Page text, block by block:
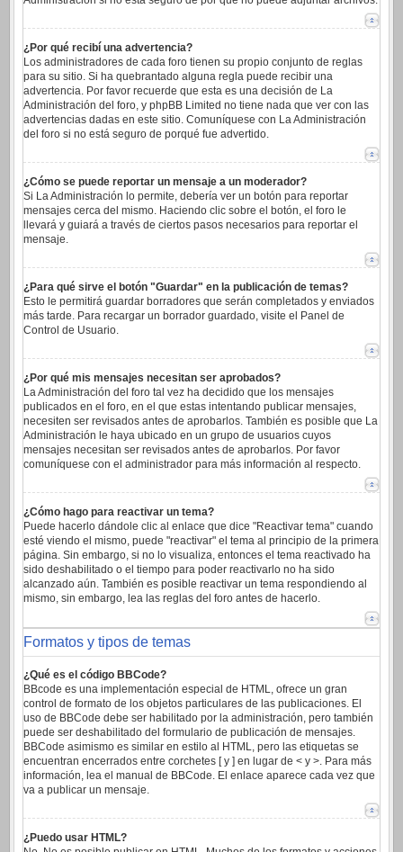
¿Por qué recibí una advertencia?
Los administradores de cada foro tienen su propio conjunto de reglas
para su sitio. Si ha quebrantado alguna regla puede recibir una
advertencia. Por favor recuerde que esta es una decisión de La
Administración del foro, y phpBB Limited no tiene nada que ver con las
advertencias dadas en este sitio. Comuníquese con La Administración
del foro si no está seguro de porqué fue advertido.
¿Cómo se puede reportar un mensaje a un moderador?
Si La Administración lo permite, debería ver un botón para reportar
mensajes cerca del mismo. Haciendo clic sobre el botón, el foro le
llevará y guiará a través de ciertos pasos necesarios para reportar el
mensaje.
¿Para qué sirve el botón "Guardar" en la publicación de temas?
Esto le permitirá guardar borradores que serán completados y enviados
más tarde. Para recargar un borrador guardado, visite el Panel de
Control de Usuario.
¿Por qué mis mensajes necesitan ser aprobados?
La Administración del foro tal vez ha decidido que los mensajes
publicados en el foro, en el que estas intentando publicar mensajes,
necesiten ser revisados antes de aprobarlos. También es posible que La
Administración le haya ubicado en un grupo de usuarios cuyos
mensajes necesitan ser revisados antes de aprobarlos. Por favor
comuníquese con el administrador para más información al respecto.
¿Cómo hago para reactivar un tema?
Puede hacerlo dándole clic al enlace que dice "Reactivar tema" cuando
esté viendo el mismo, puede "reactivar" el tema al principio de la primera
página. Sin embargo, si no lo visualiza, entonces el tema reactivado ha
sido deshabilitado o el tiempo para poder reactivarlo no ha sido
alcanzado aún. También es posible reactivar un tema respondiendo al
mismo, sin embargo, lea las reglas del foro antes de hacerlo.
Formatos y tipos de temas
¿Qué es el código BBCode?
BBcode es una implementación especial de HTML, ofrece un gran
control de formato de los objetos particulares de las publicaciones. El
uso de BBCode debe ser habilitado por la administración, pero también
puede ser deshabilitado del formulario de publicación de mensajes.
BBCode asimismo es similar en estilo al HTML, pero las etiquetas se
encuentran encerrados entre corchetes [ y ] en lugar de < y >. Para más
información, lea el manual de BBCode. El enlace aparece cada vez que
va a publicar un mensaje.
¿Puedo usar HTML?